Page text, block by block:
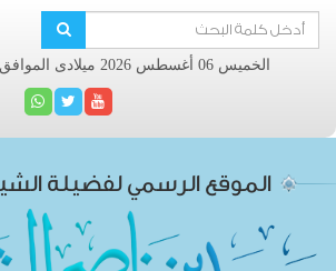
الخميس 06 أغسطس 2026 ميلادى الموافق 22 صفر 1448 هجرى
الموقع الرسمي لفضيلة